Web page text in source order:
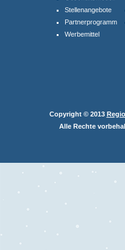
Aktivieren Sie den Anzeigen-
Angebot passend zu Ihrer
zur Aktion NEUKUNDEN
Stellenangebote
Partnerprogramm
Werbemittel
Copyright © 2013
Alle Rechte